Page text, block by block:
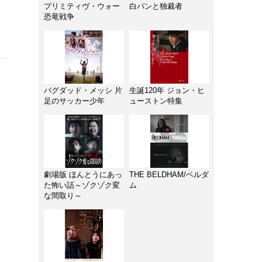
プリミティヴ・ウォー
恐竜戦争
白パンと独裁者
バグダッド・メッシ 片
足のサッカー少年
生誕120年 ジョン・ヒ
ューストン特集
劇場版 ほんとうにあっ
た怖い話～ゾクゾク変
な間取り～
THE BELDHAM/ベルダ
ム